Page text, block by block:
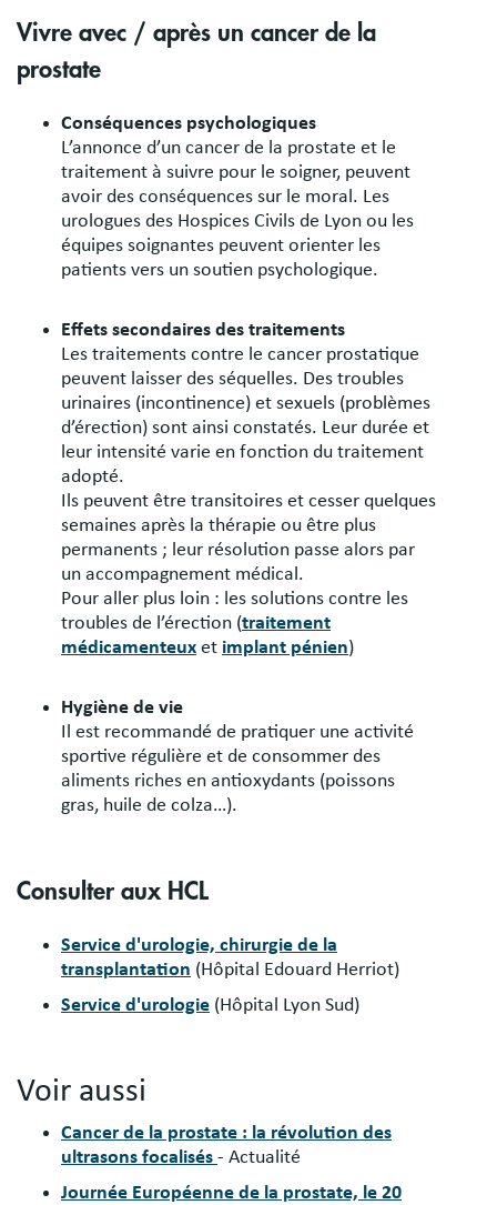
Vivre avec / après un cancer de la
prostate
Conséquences psychologiques
L’annonce d’un cancer de la prostate et le
traitement à suivre pour le soigner, peuvent
avoir des conséquences sur le moral. Les
urologues des Hospices Civils de Lyon ou les
équipes soignantes peuvent orienter les
patients vers un soutien psychologique.
Effets secondaires des traitements
Les traitements contre le cancer prostatique
peuvent laisser des séquelles. Des troubles
urinaires (incontinence) et sexuels (problèmes
d’érection) sont ainsi constatés. Leur durée et
leur intensité varie en fonction du traitement
adopté.
Ils peuvent être transitoires et cesser quelques
semaines après la thérapie ou être plus
permanents ; leur résolution passe alors par
un accompagnement médical.
Pour aller plus loin : les solutions contre les
troubles de l’érection (traitement
médicamenteux et implant pénien)
Hygiène de vie
Il est recommandé de pratiquer une activité
sportive régulière et de consommer des
aliments riches en antioxydants (poissons
gras, huile de colza…).
Consulter aux HCL
Service d'urologie, chirurgie de la
transplantation (Hôpital Edouard Herriot)
Service d'urologie (Hôpital Lyon Sud)
Voir aussi
Cancer de la prostate : la révolution des
ultrasons focalisés - Actualité
Journée Européenne de la prostate, le 20